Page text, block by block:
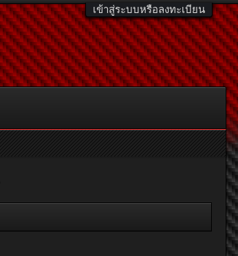
เข้าสู่ระบบหรือลงทะเบียน